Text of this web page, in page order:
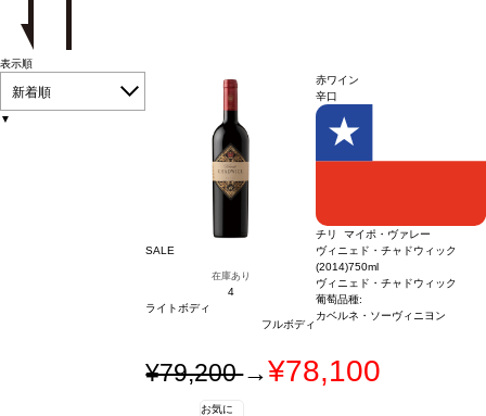
表示順
新着順
▼
SALE
在庫あり
4
ライトボディ
フルボディ
赤ワイン
辛口
チリ マイポ・ヴァレー
ヴィニェド・チャドウィック
(2014)750ml
ヴィニェド・チャドウィック
葡萄品種:
カベルネ・ソーヴィニヨン
¥79,200→¥78,100
お気に